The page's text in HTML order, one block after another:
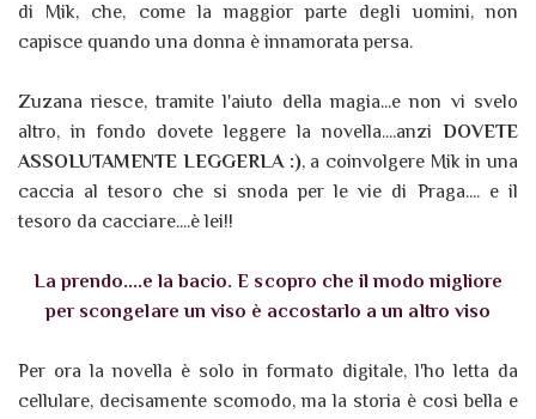
di Mik, che, come la maggior parte degli uomini, non
capisce quando una donna è innamorata persa.
Zuzana riesce, tramite l'aiuto della magia...e non vi svelo
altro, in fondo dovete leggere la novella....anzi DOVETE
ASSOLUTAMENTE LEGGERLA :), a coinvolgere Mik in una
caccia al tesoro che si snoda per le vie di Praga.... e il
tesoro da cacciare....è lei!!
La prendo....e la bacio. E scopro che il modo migliore
per scongelare un viso è accostarlo a un altro viso
Per ora la novella è solo in formato digitale, l'ho letta da
cellulare, decisamente scomodo, ma la storia è così bella e